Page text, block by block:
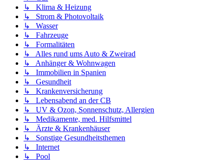
↳ Klima & Heizung
↳ Strom & Photovoltaik
↳ Wasser
↳ Fahrzeuge
↳ Formalitäten
↳ Alles rund ums Auto & Zweirad
↳ Anhänger & Wohnwagen
↳ Immobilien in Spanien
↳ Gesundheit
↳ Krankenversicherung
↳ Lebensabend an der CB
↳ UV & Ozon, Sonnenschutz, Allergien
↳ Medikamente, med. Hilfsmittel
↳ Ärzte & Krankenhäuser
↳ Sonstige Gesundheitsthemen
↳ Internet
↳ Pool